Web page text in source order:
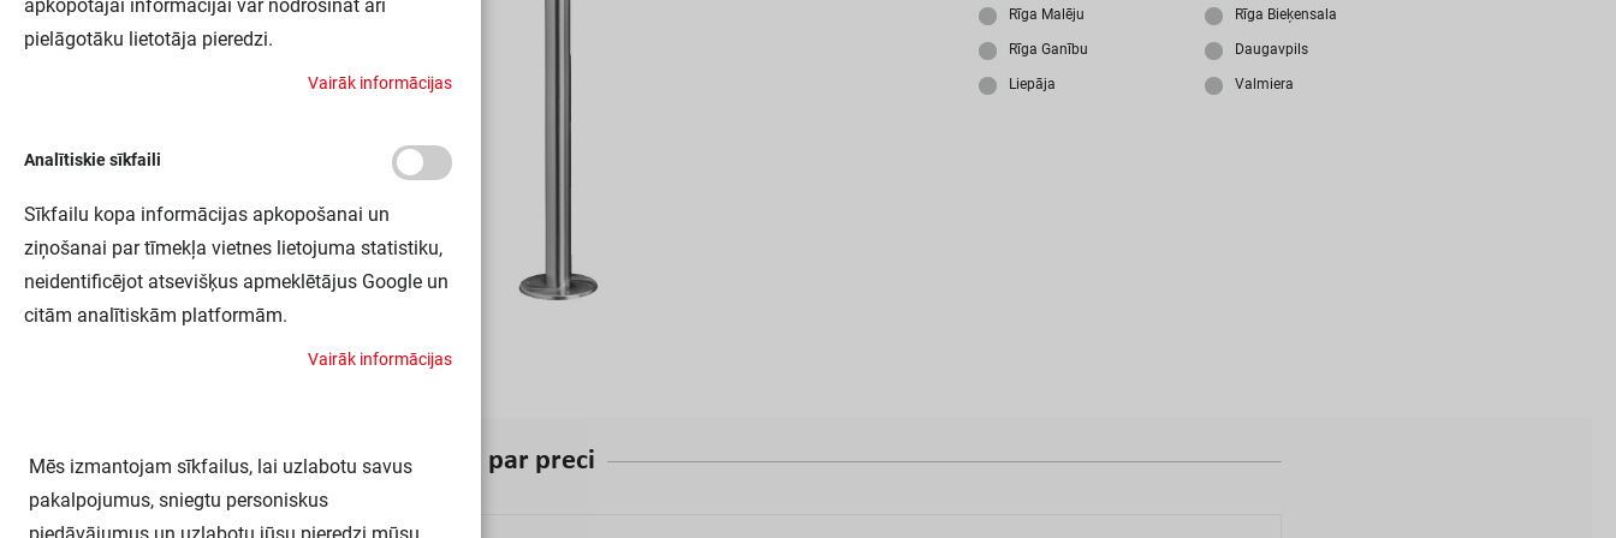
Aiz
id
Rīga Malēju Rīga Bieķensala
Rīga Ganību Daugavpils
Liepāja Valmiera
Inform par preci
apkopotajai informācijai var nodrošināt arī
pielāgotāku lietotāja pieredzi.
Vairāk informācijas
Analītiskie sīkfaili
Sīkfailu kopa informācijas apkopošanai un
ziņošanai par tīmekļa vietnes lietojuma statistiku,
neidentificējot atsevišķus apmeklētājus Google un
citām analītiskām platformām.
Vairāk informācijas
Mēs izmantojam sīkfailus, lai uzlabotu savus
pakalpojumus, sniegtu personiskus